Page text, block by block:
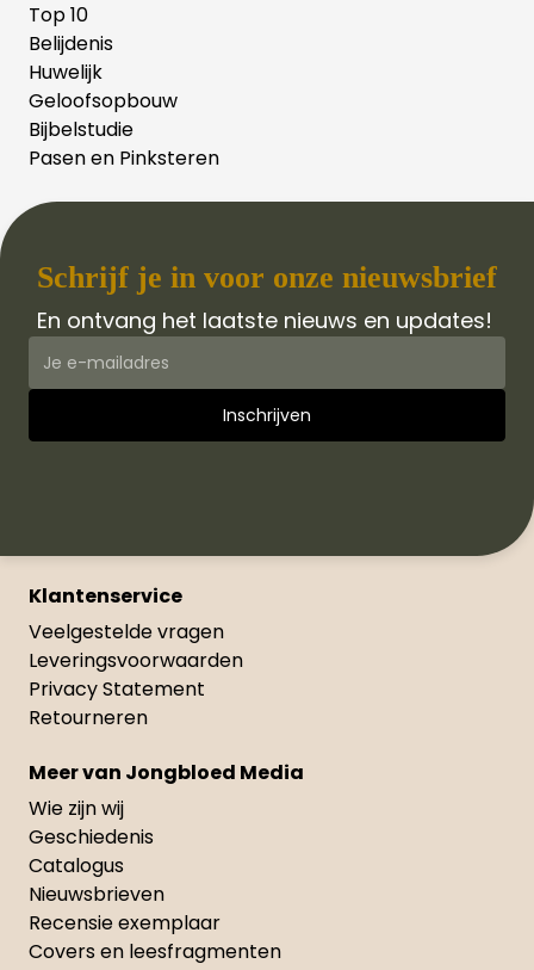
Top 10
Belijdenis
Huwelijk
Geloofsopbouw
Bijbelstudie
Pasen en Pinksteren
Schrijf je in voor onze nieuwsbrief
En ontvang het laatste nieuws en updates!
Klantenservice
Veelgestelde vragen
Leveringsvoorwaarden
Privacy Statement
Retourneren
Meer van Jongbloed Media
Wie zijn wij
Geschiedenis
Catalogus
Nieuwsbrieven
Recensie exemplaar
Covers en leesfragmenten